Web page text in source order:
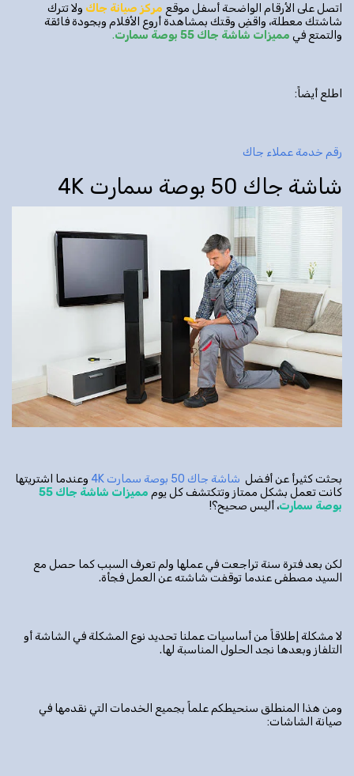
اتصل على الأرقام الواضحة أسفل موقع مركز صيانة جاك ولا تترك
شاشتك معطلة، واقضِ وقتك بمشاهدة أروع الأفلام وبجودة فائقة
والتمتع في مميزات شاشة جاك 55 بوصة سمارت .
اطلع أيضاً:
رقم خدمة عملاء جاك
شاشة جاك 50 بوصة سمارت 4K
بحثت كثيرأ عن أفضل شاشة جاك 50 بوصة سمارت 4K
وعندما اشتريتها
كانت تعمل بشكل ممتاز وتتكتشف كل يوم
مميزات شاشة جاك 55
بوصة سمارت، أليس صحيح؟!
لكن بعد فترة سنة تراجعت في عملها ولم تعرف السبب كما حصل مع
السيد مصطفى عندما توقفت شاشته عن العمل فجأة.
لا مشكلة إطلاقاً من أساسيات عملنا تحديد نوع المشكلة في الشاشة أو
التلفاز وبعدها نجد الحلول المناسبة لها.
ومن هذا المنطلق سنحيطكم علماً بجميع الخدمات التي نقدمها في
صيانة الشاشات: